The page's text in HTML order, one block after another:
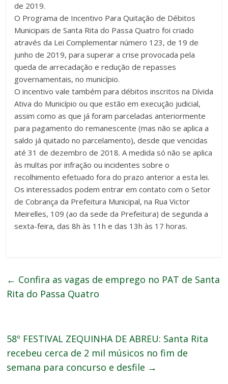
de 2019.
O Programa de Incentivo Para Quitação de Débitos
Municipais de Santa Rita do Passa Quatro foi criado
através da Lei Complementar número 123, de 19 de
junho de 2019, para superar a crise provocada pela
queda de arrecadação e redução de repasses
governamentais, no município.
O incentivo vale também para débitos inscritos na Dívida
Ativa do Município ou que estão em execução judicial,
assim como as que já foram parceladas anteriormente
para pagamento do remanescente (mas não se aplica a
saldo já quitado no parcelamento), desde que vencidas
até 31 de dezembro de 2018. A medida só não se aplica
às multas por infração ou incidentes sobre o
recolhimento efetuado fora do prazo anterior a esta lei.
Os interessados podem entrar em contato com o Setor
de Cobrança da Prefeitura Municipal, na Rua Victor
Meirelles, 109 (ao da sede da Prefeitura) de segunda a
sexta-feira, das 8h às 11h e das 13h às 17 horas.
← Confira as vagas de emprego no PAT de Santa
Rita do Passa Quatro
58º FESTIVAL ZEQUINHA DE ABREU: Santa Rita
recebeu cerca de 2 mil músicos no fim de
semana para concurso e desfile →